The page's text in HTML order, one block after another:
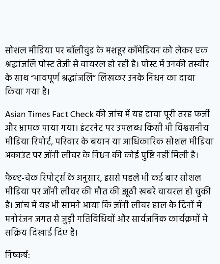
सोशल मीडिया पर बॉलीवुड के मशहूर कॉमेडियन को लेकर एक
श्रद्धांजलि पोस्ट तेजी से वायरल हो रही है। पोस्ट में उनकी तस्वीर
के साथ “भावपूर्ण श्रद्धांजलि” लिखकर उनके निधन का दावा
किया गया है।
Asian Times Fact Check की जांच में यह दावा पूरी तरह फर्जी
और भ्रामक पाया गया। इंटरनेट पर उपलब्ध किसी भी विश्वसनीय
मीडिया रिपोर्ट, परिवार के बयान या आधिकारिक सोशल मीडिया
अकाउंट पर जॉनी लीवर के निधन की कोई पुष्टि नहीं मिली है।
फैक्ट-चेक रिपोर्ट्स के अनुसार, इससे पहले भी कई बार सोशल
मीडिया पर जॉनी लीवर की मौत की झूठी खबरें वायरल हो चुकी
हैं। जांच में यह भी सामने आया कि जॉनी लीवर हाल के दिनों में
मनोरंजन जगत से जुड़ी गतिविधियों और सार्वजनिक कार्यक्रमों में
सक्रिय दिखाई दिए हैं।
निष्कर्ष: